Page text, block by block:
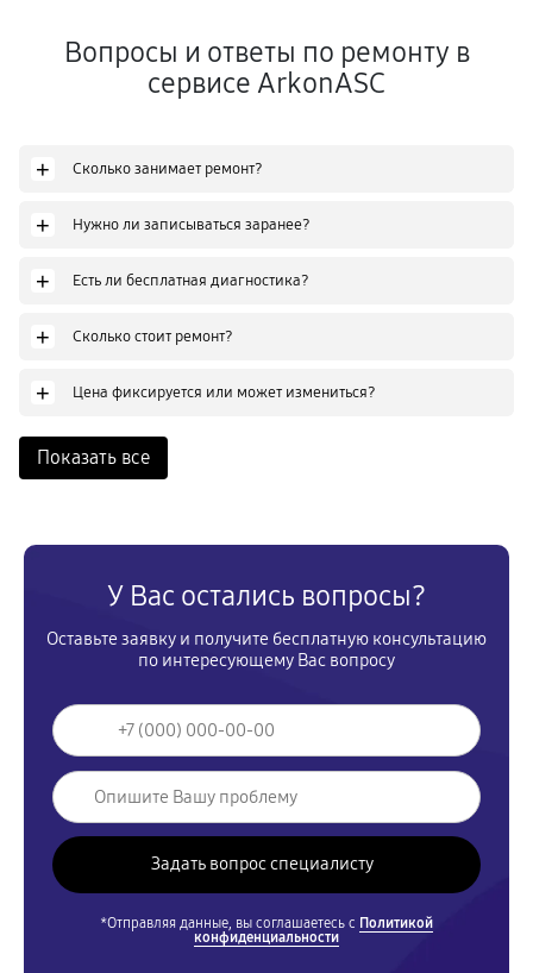
Вопросы и ответы по ремонту в
сервисе ArkonASC
+ Сколько занимает ремонт?
+ Нужно ли записываться заранее?
+ Есть ли бесплатная диагностика?
+ Сколько стоит ремонт?
+ Цена фиксируется или может измениться?
Показать все
У Вас остались вопросы?
Оставьте заявку и получите бесплатную консультацию
по интересующему Вас вопросу
*Отправляя данные, вы соглашаетесь с Политикой
конфиденциальности